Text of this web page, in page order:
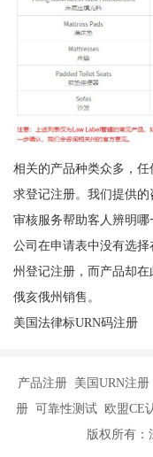
相关的产品种类众多，
求登记注册。我们提供的
审核服务帮助客人辨明哪
公司在申请表中没有选择
州登记注册，而产品却
俄亥俄州销售。
美国法律标URN码注册
产品注册 美国URN注
册 可靠性测试 欧盟CE
版权所有：